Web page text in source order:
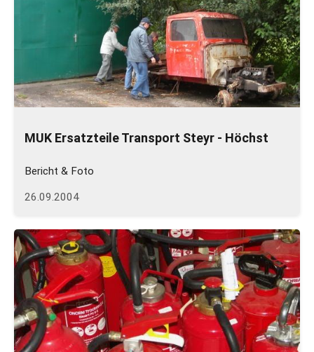
MUK Ersatzteile Transport Steyr - Höchst
Bericht & Foto
26.09.2004